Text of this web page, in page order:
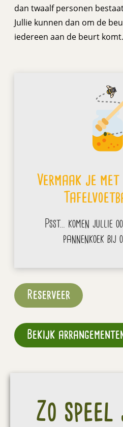
dan twaalf personen
Jullie kunnen dan om de
iedereen aan de beurt komt.
Vermaak je
Psst… komen jullie
pannenkoek bij
Reserveer
Bekijk
Zo